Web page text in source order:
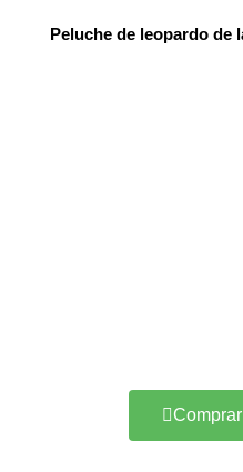
Peluche de leopardo de